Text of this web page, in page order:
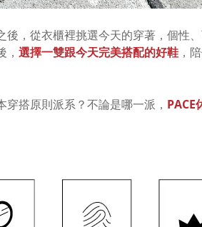
，從衣櫃裡挑選今天的穿著，個性
選擇一雙跟今天完美搭配的好鞋 ，
搭原則派系？不論是哪一派， PACE